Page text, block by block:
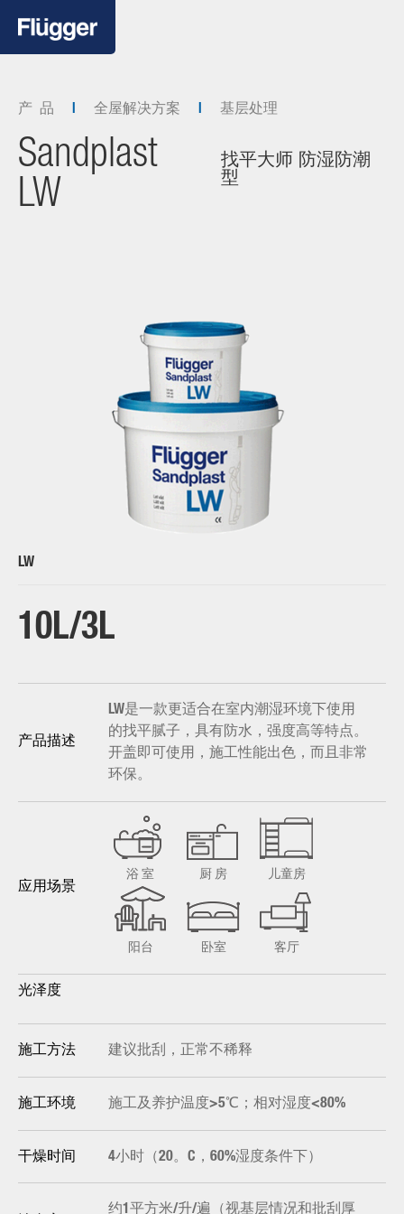
产 品 全屋解决方案 基层处理
Sandplast
LW
找平大师 防湿防潮
型
LW
10L/3L
产品描述
LW是一款更适合在室内潮湿环境下使用
的找平腻子，具有防水，强度高等特点。
开盖即可使用，施工性能出色，而且非常
环保。
应用场景
浴 室 厨 房 儿童房
阳台 卧室 客厅
光泽度
施工方法 建议批刮，正常不稀释
施工环境 施工及养护温度>5℃；相对湿度<80%
干燥时间 4小时（20。C，60%湿度条件下）
约1平方米/升/遍（视基层情况和批刮厚